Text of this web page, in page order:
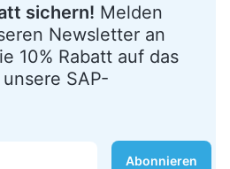
sichern! Melden
Newsletter an
10% Rabatt auf das
SAP-
Abonnieren